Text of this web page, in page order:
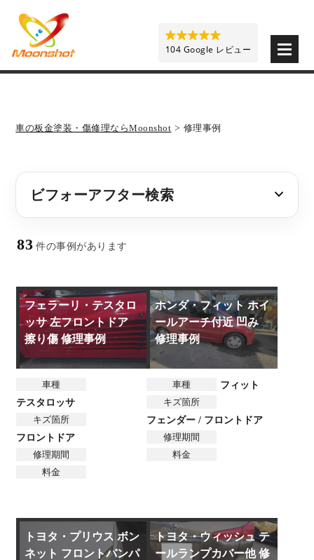
車の板金塗装・傷修理ならMoonshot > 修理事例
ビフォーアフター検索
83 件の事例があります
フェラーリ・テスタロ
ッサ 左フロントドア
擦り傷 修理事例
車種
テスタロッサ
キズ箇所
フロントドア
修理期間
料金
ホンダ・フィット ホイ
ールアーチ付近 凹み
修理事例
車種
フィット
キズ箇所
フェンダー / フロントドア
修理期間
料金
トヨタ・プリウス ボン
ネット フロントバンパ
トヨタ・ウィッシュ テ
ールランプカバー他 修
104 Google レビュー